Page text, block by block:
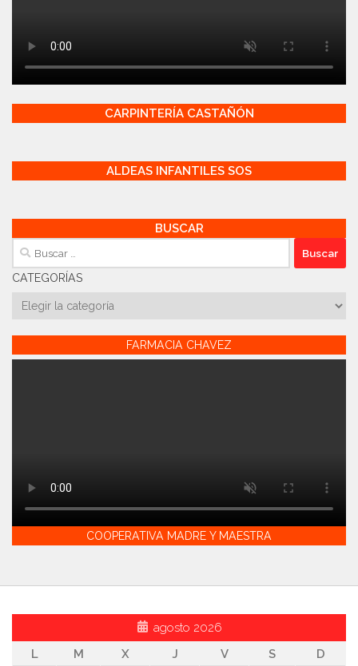
CARPINTERÍA CASTAÑÓN
ALDEAS INFANTILES SOS
BUSCAR
Buscar:
CATEGORÍAS
Categorías
FARMACIA CHAVEZ
COOPERATIVA MADRE Y MAESTRA
agosto 2026
L
M X J V S
D